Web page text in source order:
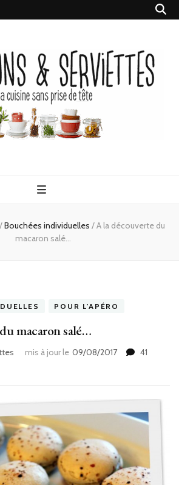
/Bouchées individuelles /A la découverte du
macaron salé…
POUR L'APÉRO
macaron salé…
mis à jour le 09/08/2017
41